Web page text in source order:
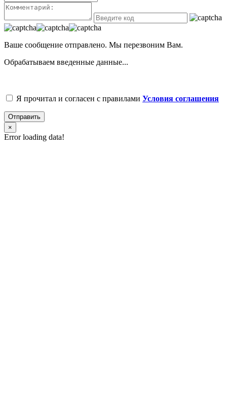
Ваше сообщение отправлено. Мы перезвоним Вам.
Обрабатываем введенные данные...
Я прочитал и согласен с правилами Условия соглашения
Отправить
×
Error loading data!